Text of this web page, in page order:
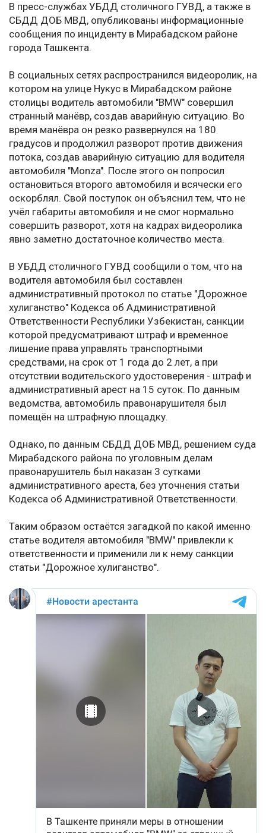
В пресс-службах УБДД столичного ГУВД, а также в
СБДД ДОБ МВД, опубликованы информационные
сообщения по инциденту в Мирабадском районе
города Ташкента.
В социальных сетях распространился видеоролик, на
котором на улице Нукус в Мирабадском районе
столицы водитель автомобили "BMW" совершил
странный манёвр, создав аварийную ситуацию. Во
время манёвра он резко развернулся на 180
градусов и продолжил разворот против движения
потока, создав аварийную ситуацию для водителя
автомобиля "Monza". После этого он попросил
остановиться второго автомобиля и всячески его
оскорблял. Свой поступок он объяснил тем, что не
учёл габариты автомобиля и не смог нормально
совершить разворот, хотя на кадрах видеоролика
явно заметно достаточное количество места.
В УБДД столичного ГУВД сообщили о том, что на
водителя автомобиля был составлен
административный протокол по статье "Дорожное
хулиганство" Кодекса об Административной
Ответственности Республики Узбекистан, санкции
которой предусматривают штраф и временное
лишение права управлять транспортными
средствами, на срок от 1 года до 2 лет, а при
отсутствии водительского удостоверения - штраф и
административный арест на 15 суток. По данным
ведомства, автомобиль правонарушителя был
помещён на штрафную площадку.
Однако, по данным СБДД ДОБ МВД, решением суда
Мирабадского района по уголовным делам
правонарушитель был наказан 3 сутками
административного ареста, без уточнения статьи
Кодекса об Административной Ответственности.
Таким образом остаётся загадкой по какой именно
статье водителя автомобиля "BMW" привлекли к
ответственности и применили ли к нему санкции
статьи "Дорожное хулиганство".